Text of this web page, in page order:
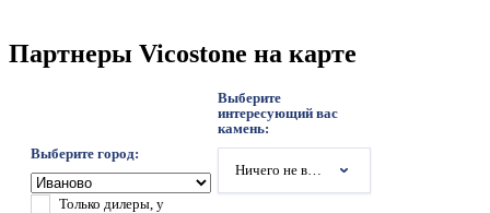
Партнеры Vicostone на карте
Выберите город:
Выберите
интересующий вас
камень:
Ничего не выбрано
Только дилеры, у